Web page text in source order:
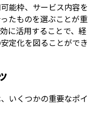
能枠、サービス内容を
たものを選ぶことが重
に活用することで、経
定化を図ることができ
いくつかの重要なポイ